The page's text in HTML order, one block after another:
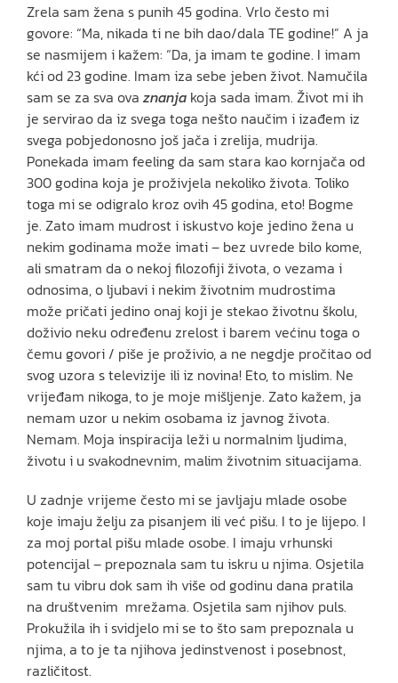
Zrela sam žena s punih 45 godina. Vrlo često mi
govore: “Ma, nikada ti ne bih dao/dala TE godine!” A ja
se nasmijem i kažem: “Da, ja imam te godine. I imam
kći od 23 godine. Imam iza sebe jeben život. Namučila
sam se za sva ova znanja koja sada imam. Život mi ih
je servirao da iz svega toga nešto naučim i izađem iz
svega pobjedonosno još jača i zrelija, mudrija.
Ponekada imam feeling da sam stara kao kornjača od
300 godina koja je proživjela nekoliko života. Toliko
toga mi se odigralo kroz ovih 45 godina, eto! Bogme
je. Zato imam mudrost i iskustvo koje jedino žena u
nekim godinama može imati – bez uvrede bilo kome,
ali smatram da o nekoj filozofiji života, o vezama i
odnosima, o ljubavi i nekim životnim mudrostima
može pričati jedino onaj koji je stekao životnu školu,
doživio neku određenu zrelost i barem većinu toga o
čemu govori / piše je proživio, a ne negdje pročitao od
svog uzora s televizije ili iz novina! Eto, to mislim. Ne
vrijeđam nikoga, to je moje mišljenje. Zato kažem, ja
nemam uzor u nekim osobama iz javnog života.
Nemam. Moja inspiracija leži u normalnim ljudima,
životu i u svakodnevnim, malim životnim situacijama.
U zadnje vrijeme često mi se javljaju mlade osobe
koje imaju želju za pisanjem ili već pišu. I to je lijepo. I
za moj portal pišu mlade osobe. I imaju vrhunski
potencijal – prepoznala sam tu iskru u njima. Osjetila
sam tu vibru dok sam ih više od godinu dana pratila
na društvenim mrežama. Osjetila sam njihov puls.
Prokužila ih i svidjelo mi se to što sam prepoznala u
njima, a to je ta njihova jedinstvenost i posebnost,
različitost.